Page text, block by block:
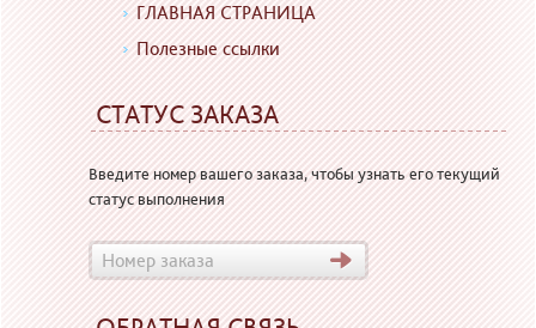
ГЛАВНАЯ СТРАНИЦА
Полезные ссылки
СТАТУС ЗАКАЗА
Введите номер вашего заказа, чтобы узнать его текущий
статус выполнения